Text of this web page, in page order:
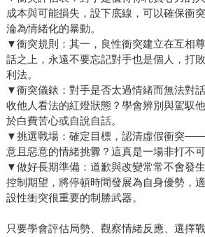
成本與可能損失，設下底線，可以確保衝
淪為情緒化的暴動。
▼衝突規則：其一，良性衝突建立在互相
話之上，永遠不要忘記對手也是個人，打
利法。
▼衝突儀錶：對手是否太過情緒而無法對
收他人看法的紅燈狀態？學會辨別與駕馭
於白費苦心或自說自話。
▼挑選戰場：確定目標，認清虛假衝突——
意且惡意的情緒挑釁？這真是一場非打不
▼做好長期準備：道歉與改變常常不會發
控制期望，將停頓時間發展為自身優勢，
設性衝突很重要的制勝武器。
只要學會評估局勢、觀察情緒反應、選擇